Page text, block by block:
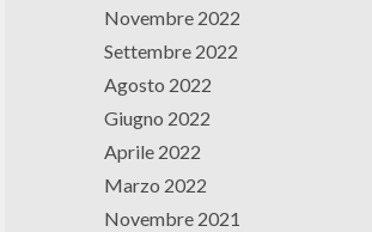
Novembre 2022
Settembre 2022
Agosto 2022
Giugno 2022
Aprile 2022
Marzo 2022
Novembre 2021